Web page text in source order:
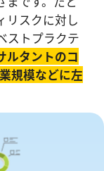
リスクに対し
ストプラクテ
ルタントのコ
規模などに左